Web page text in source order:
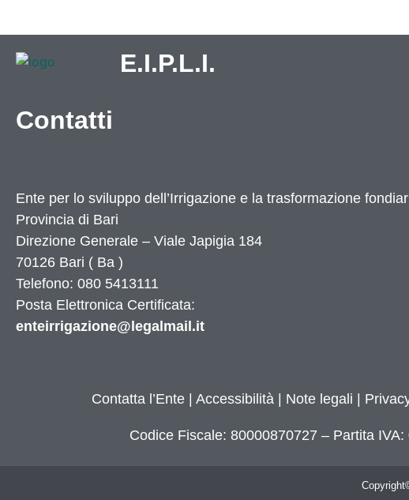
E.I.P.L.I.
Contatti
Ente per lo sviluppo dell’Irrigazione e la trasformazione
Provincia di Bari
Direzione Generale – Viale Japigia 184
70126 Bari ( Ba )
Telefono: 080 5413111
Posta Elettronica Certificata:
enteirrigazione@legalmail.it
Contatta l’Ente| Accessibilità| Note legali
Codice Fiscale: 80000870727 – Partita